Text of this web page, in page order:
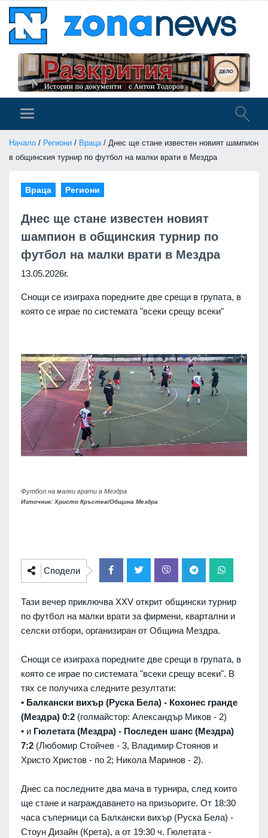
Начало / Региони / Враца/ Днес ще стане известен новият шампион
в общинския турнир по футбол на малки врати в Мездра
Враца Региони
Днес ще стане известен новият
шампион в общинския турнир по
футбол на малки врати в Мездра
13.05.2026г.
Снощи се изиграха поредните две срещи в групата, в
която се играе по системата "всеки срещу всеки"
Футбол на малки врати в Мездра
Източник: Христо Кръстев/Община Мездра
Сподели
Тази вечер приключва XXV открит общински турнир
по футбол на малки врати за фирмени, квартални и
селски отбори, организиран от Община Мездра.
Снощи се изиграха поредните две срещи в групата, в
която се играе по системата "всеки срещу всеки". В
тях се получиха следните резултати:
• Балкански вихър (Руска Бела) - Кохонес гранде
(Мездра) 0:2 (голмайстор: Александър Миков - 2)
• и Гюлетата (Мездра) - Последен шанс (Мездра)
7:2 (Любомир Стойчев - 3, Владимир Стоянов и
Христо Христов - по 2; Никола Маринов - 2).
Днес са последните два мача в турнира, след които
ще стане и награждаването на призьорите. От 18:30
часа съперници са Балкански вихър (Руска Бела) -
Стоун Дизайн (Крета), а от 19:30 ч. Гюлетата -